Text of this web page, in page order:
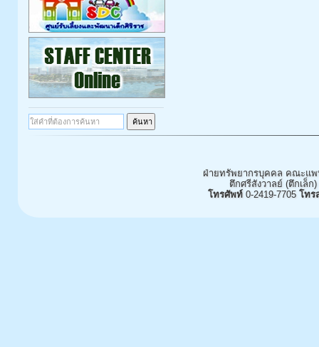
ฝ่ายทรัพยากรบุคคล คณะแ
ตึกศรีสังวาลย์ (ตึกเล็
โทรศัพท์0-2419-7705 โทร